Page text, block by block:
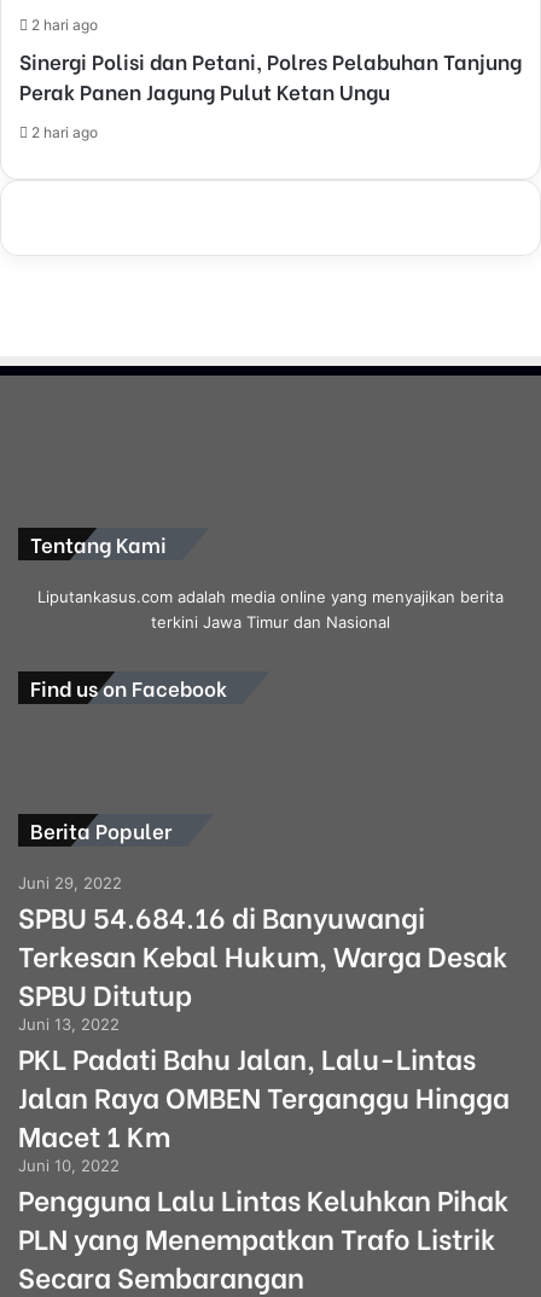
2 hari ago
Sinergi Polisi dan Petani, Polres Pelabuhan Tanjung
Perak Panen Jagung Pulut Ketan Ungu
2 hari ago
Tentang Kami
Liputankasus.com adalah media online yang menyajikan berita
terkini Jawa Timur dan Nasional
Find us on Facebook
Berita Populer
Juni 29, 2022
SPBU 54.684.16 di Banyuwangi
Terkesan Kebal Hukum, Warga Desak
SPBU Ditutup
Juni 13, 2022
PKL Padati Bahu Jalan, Lalu-Lintas
Jalan Raya OMBEN Terganggu Hingga
Macet 1 Km
Juni 10, 2022
Pengguna Lalu Lintas Keluhkan Pihak
PLN yang Menempatkan Trafo Listrik
Secara Sembarangan